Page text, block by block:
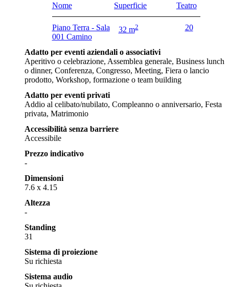
Nome Superficie Teatro
Piano Terra - Sala
001 Camino
32 m2 20
Adatto per eventi aziendali o associativi
Aperitivo o celebrazione, Assemblea generale, Business lunch
o dinner, Conferenza, Congresso, Meeting, Fiera o lancio
prodotto, Workshop, formazione o team building
Adatto per eventi privati
Addio al celibato/nubilato, Compleanno o anniversario, Festa
privata, Matrimonio
Accessibilità senza barriere
Accessibile
Prezzo indicativo
-
Dimensioni
7.6 x 4.15
Altezza
-
Standing
31
Sistema di proiezione
Su richiesta
Sistema audio